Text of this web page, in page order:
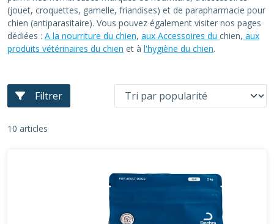
(jouet, croquettes, gamelle, friandises) et de parapharmacie pour
chien (antiparasitaire). Vous pouvez également visiter nos pages
dédiées : A la nourriture du chien, aux Accessoires du chien, aux
produits vétérinaires du chien et à l'hygiène du chien.
Filtrer
10 articles